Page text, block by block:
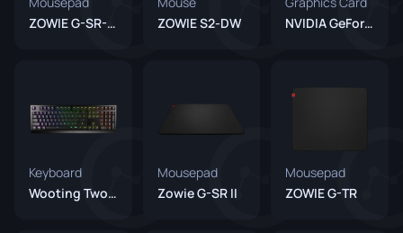
ZOWIE G-SR-SE Bi II
ZOWIE S2-DW
NVIDIA GeForce RTX 4080 Super
Keyboard
Wooting Two HE
Mousepad
Zowie G-SR II
Mousepad
ZOWIE G-TR